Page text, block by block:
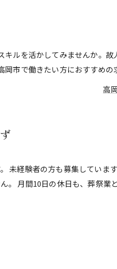
ルを活かしてみませんか。
市で働きたい方におすすめの
高
未経験者の方も募集していま
。 月間10日の休日も、葬祭業